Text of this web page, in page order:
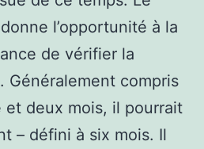
l’opportunité à la
de vérifier la
Généralement compris
et deux mois, il pourrait
– défini à six mois. Il